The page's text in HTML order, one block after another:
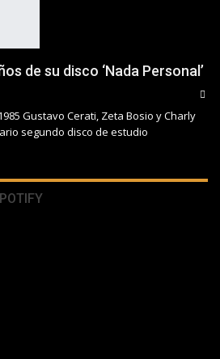
de su disco ‘Nada Personal’
Gustavo Cerati, Zeta Bosio y Charly
segundo disco de estudio